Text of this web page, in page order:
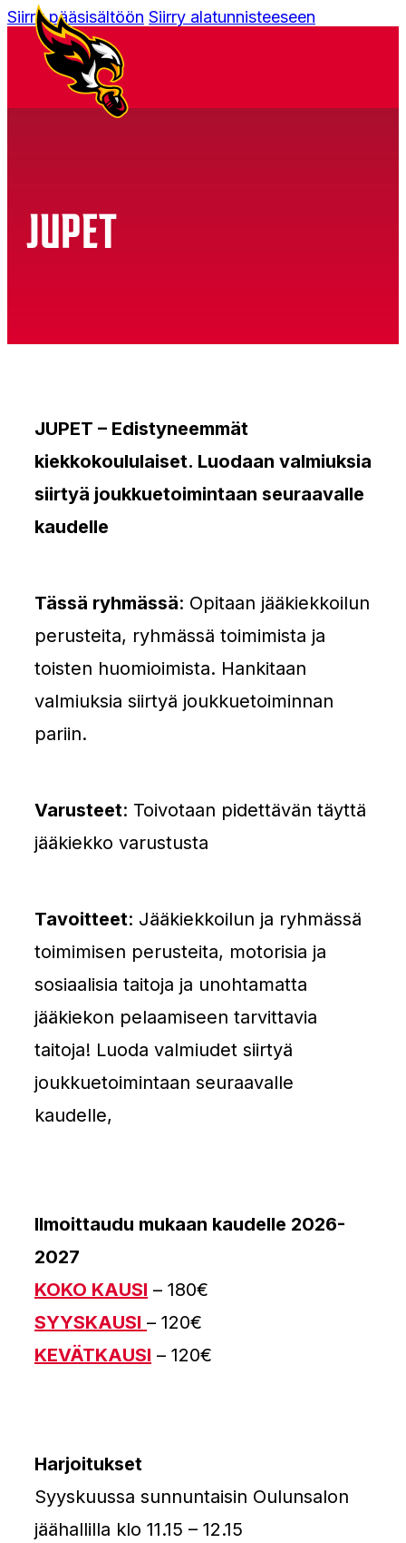
Siirry pääsisältöön Siirry alatunnisteeseen
JUPET
JUPET – Edistyneemmät
kiekkokoululaiset. Luodaan valmiuksia
siirtyä joukkuetoimintaan seuraavalle
kaudelle
Tässä ryhmässä: Opitaan jääkiekkoilun
perusteita, ryhmässä toimimista ja
toisten huomioimista. Hankitaan
valmiuksia siirtyä joukkuetoiminnan
pariin.
Varusteet: Toivotaan pidettävän täyttä
jääkiekko varustusta
Tavoitteet: Jääkiekkoilun ja ryhmässä
toimimisen perusteita, motorisia ja
sosiaalisia taitoja ja unohtamatta
jääkiekon pelaamiseen tarvittavia
taitoja! Luoda valmiudet siirtyä
joukkuetoimintaan seuraavalle
kaudelle,
Ilmoittaudu mukaan kaudelle 2026-
2027
KOKO KAUSI – 180€
SYYSKAUSI – 120€
KEVÄTKAUSI – 120€
Harjoitukset
Syyskuussa sunnuntaisin Oulunsalon
jäähallilla klo 11.15 – 12.15